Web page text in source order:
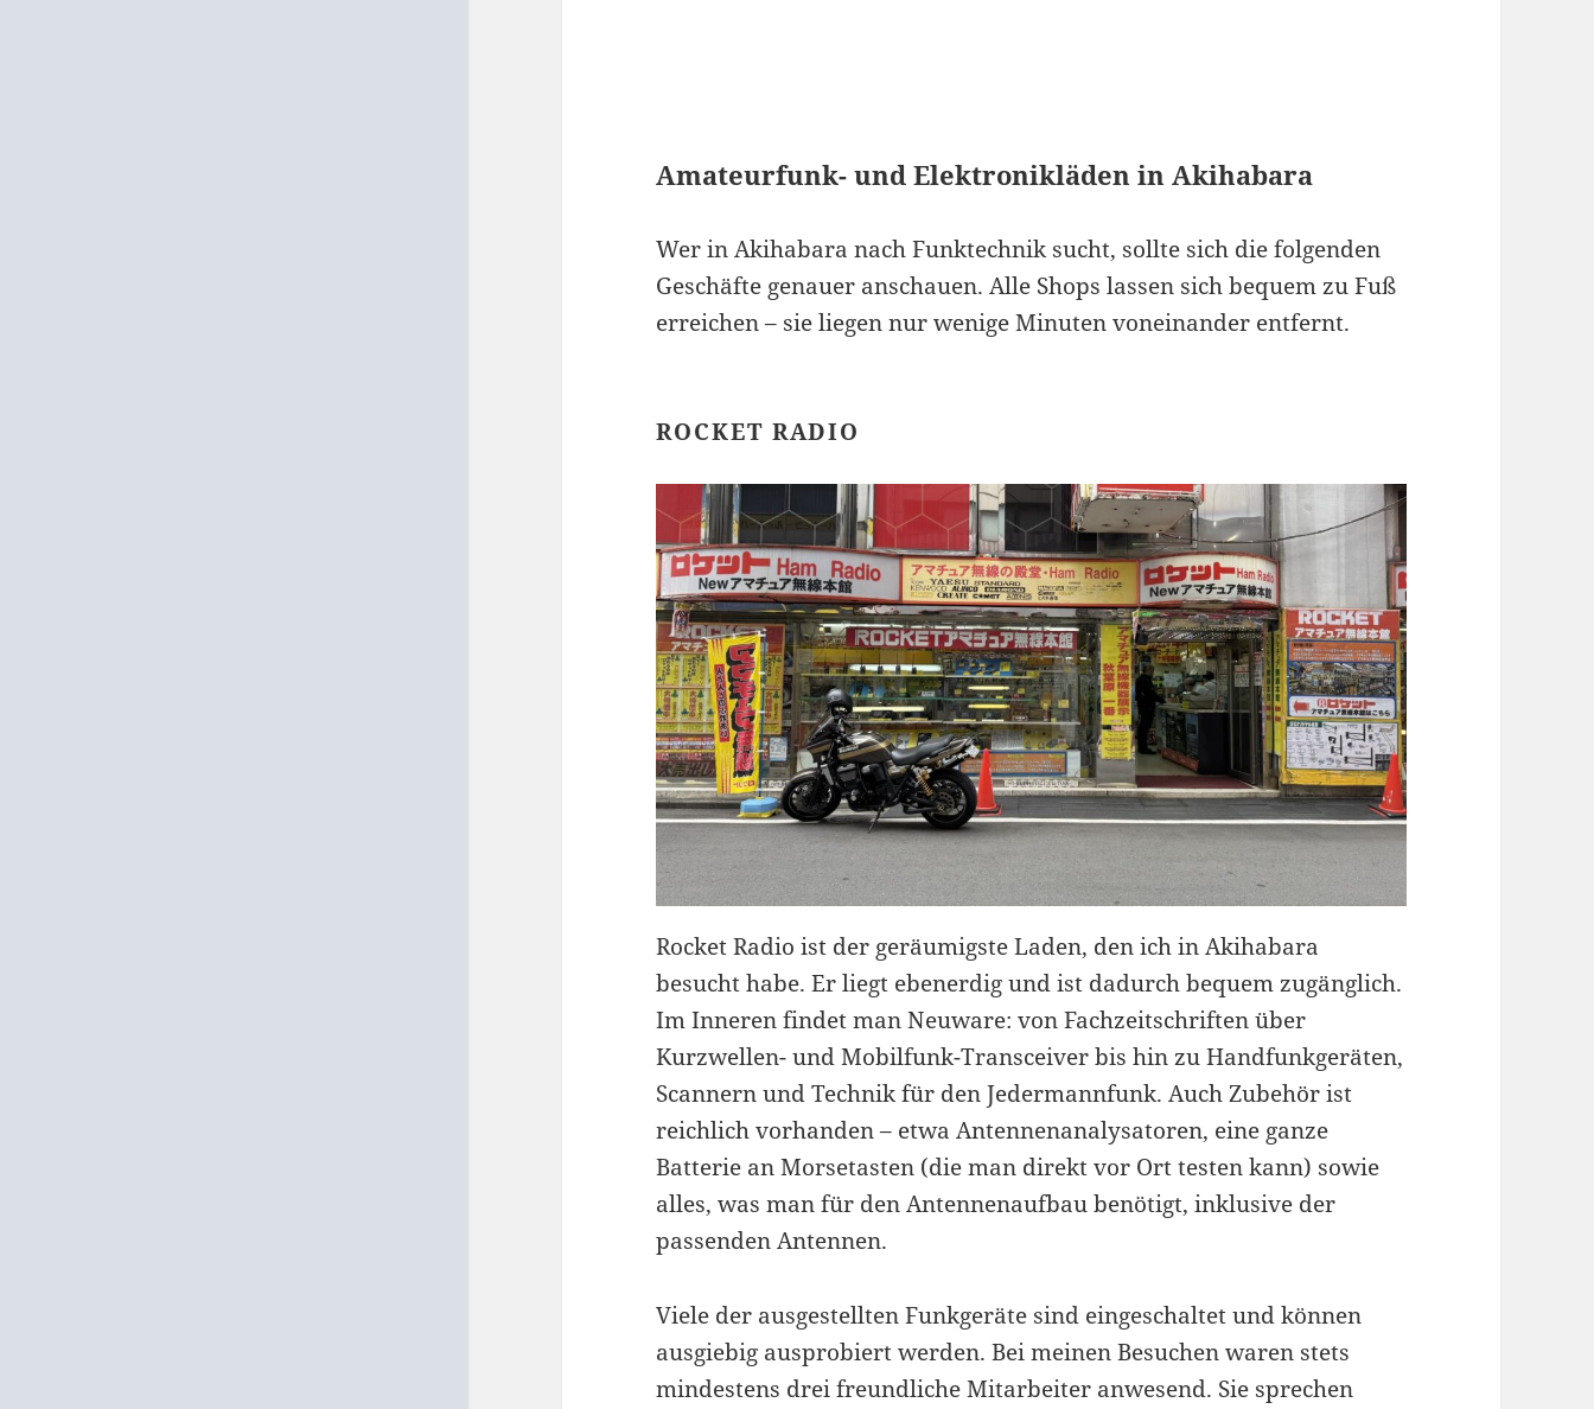
Amateurfunk- und Elektronikläden in Akihabara
Wer in Akihabara nach Funktechnik sucht, sollte sich die folgenden
Geschäfte genauer anschauen. Alle Shops lassen sich bequem zu Fuß
erreichen – sie liegen nur wenige Minuten voneinander entfernt.
ROCKET RADIO
Rocket Radio ist der geräumigste Laden, den ich in Akihabara
besucht habe. Er liegt ebenerdig und ist dadurch bequem zugänglich.
Im Inneren findet man Neuware: von Fachzeitschriften über
Kurzwellen- und Mobilfunk-Transceiver bis hin zu Handfunkgeräten,
Scannern und Technik für den Jedermannfunk. Auch Zubehör ist
reichlich vorhanden – etwa Antennenanalysatoren, eine ganze
Batterie an Morsetasten (die man direkt vor Ort testen kann) sowie
alles, was man für den Antennenaufbau benötigt, inklusive der
passenden Antennen.
Viele der ausgestellten Funkgeräte sind eingeschaltet und können
ausgiebig ausprobiert werden. Bei meinen Besuchen waren stets
mindestens drei freundliche Mitarbeiter anwesend. Sie sprechen